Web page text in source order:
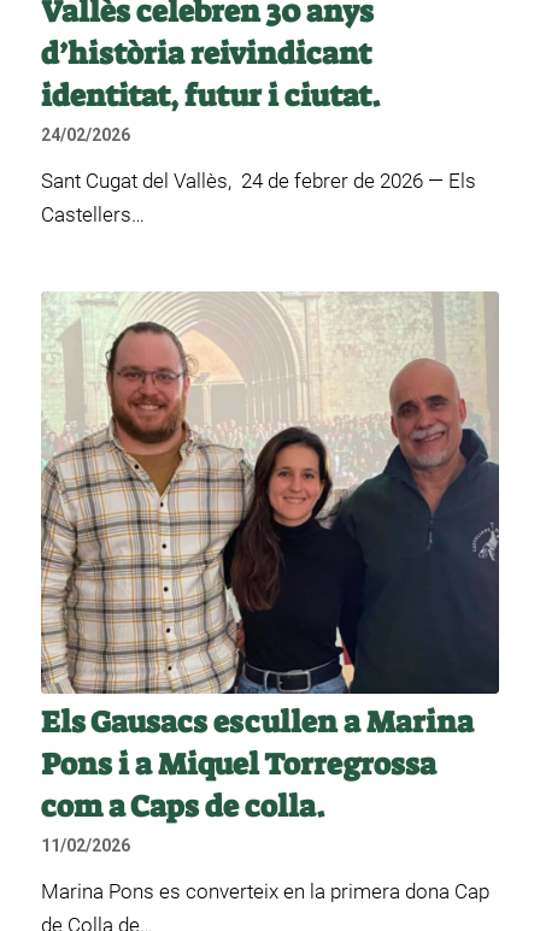
Vallès celebren 30 anys
d’història reivindicant
identitat, futur i ciutat.
24/02/2026
Sant Cugat del Vallès, 24 de febrer de 2026 — Els
Castellers…
Els Gausacs escullen a Marina
Pons i a Miquel Torregrossa
com a Caps de colla.
11/02/2026
Marina Pons es converteix en la primera dona Cap
de Colla de…